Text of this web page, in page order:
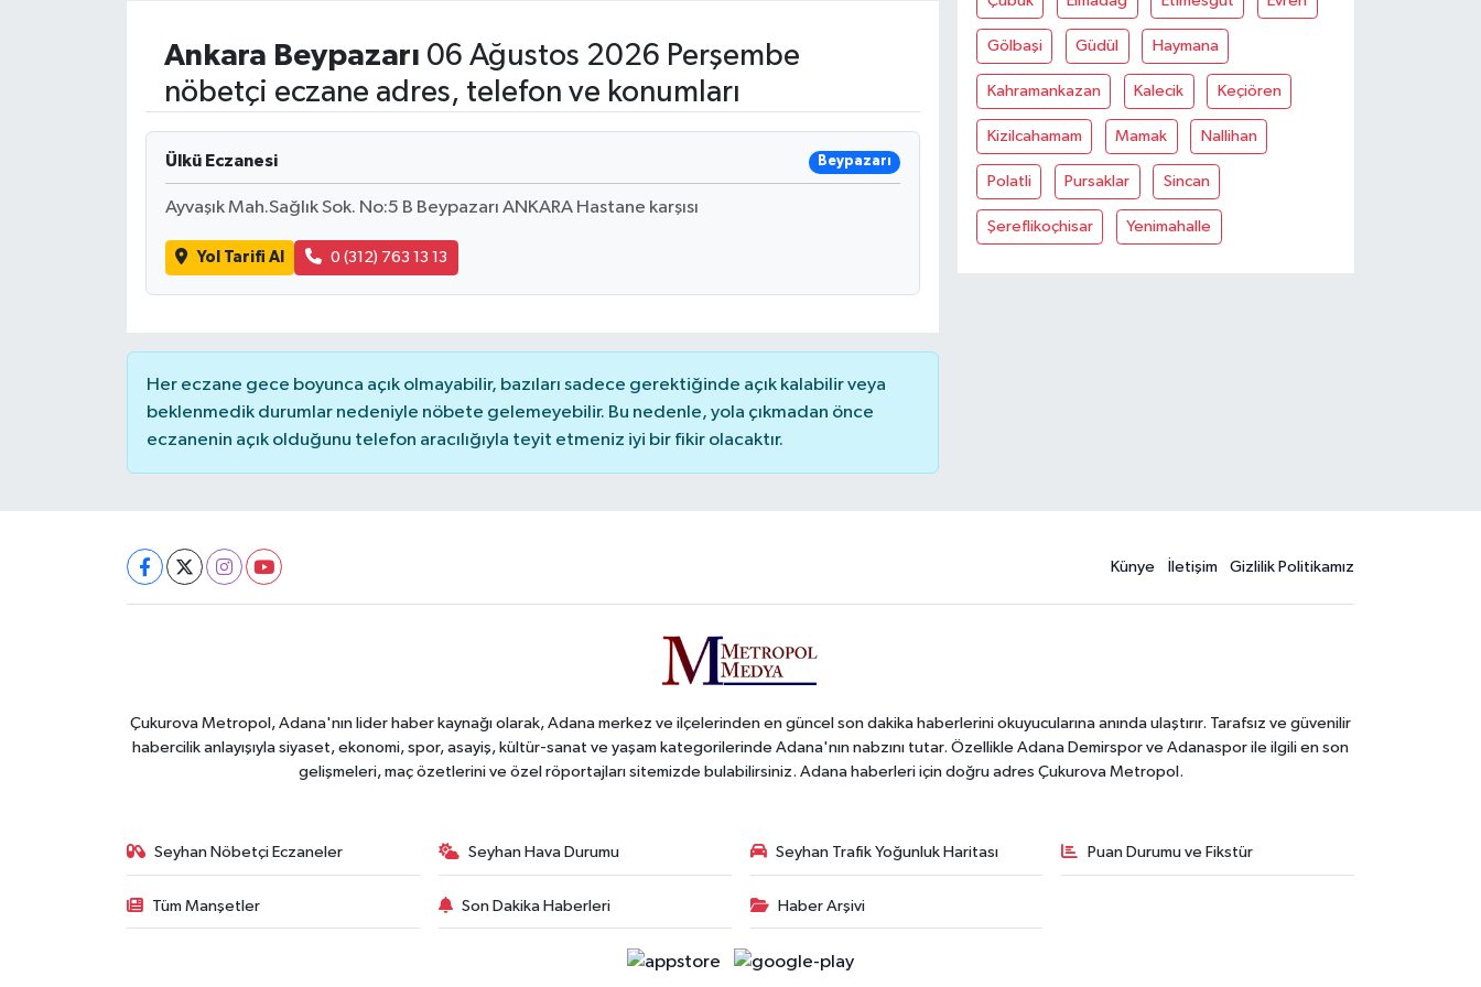
Ankara Beypazarı 06 Ağustos 2026 Perşembe
nöbetçi eczane adres, telefon ve konumları
Ülkü Eczanesi Beypazarı
Ayvaşık Mah.Sağlık Sok. No:5 B Beypazarı ANKARA Hastane karşısı
Yol Tarifi Al 0 (312) 763 13 13
Her eczane gece boyunca açık olmayabilir, bazıları sadece gerektiğinde açık kalabilir veya
beklenmedik durumlar nedeniyle nöbete gelemeyebilir. Bu nedenle, yola çıkmadan önce
eczanenin açık olduğunu telefon aracılığıyla teyit etmeniz iyi bir fikir olacaktır.
Gölbaşi Güdül Haymana
Kahramankazan Kalecik Keçiören
Kizilcahamam Mamak Nallihan
Polatli Pursaklar Sincan
Şereflikoçhisar Yenimahalle
Künye İletişim Gizlilik Politikamız
Çukurova Metropol, Adana'nın lider haber kaynağı olarak, Adana merkez ve ilçelerinden en güncel son dakika haberlerini okuyucularına anında ulaştırır. Tarafsız ve güvenilir
habercilik anlayışıyla siyaset, ekonomi, spor, asayiş, kültür-sanat ve yaşam kategorilerinde Adana'nın nabzını tutar. Özellikle Adana Demirspor ve Adanaspor ile ilgili en son
gelişmeleri, maç özetlerini ve özel röportajları sitemizde bulabilirsiniz. Adana haberleri için doğru adres Çukurova Metropol.
Seyhan Nöbetçi Eczaneler Seyhan Hava Durumu Seyhan Trafik Yoğunluk Haritası Puan Durumu ve Fikstür
Tüm Manşetler Son Dakika Haberleri Haber Arşivi